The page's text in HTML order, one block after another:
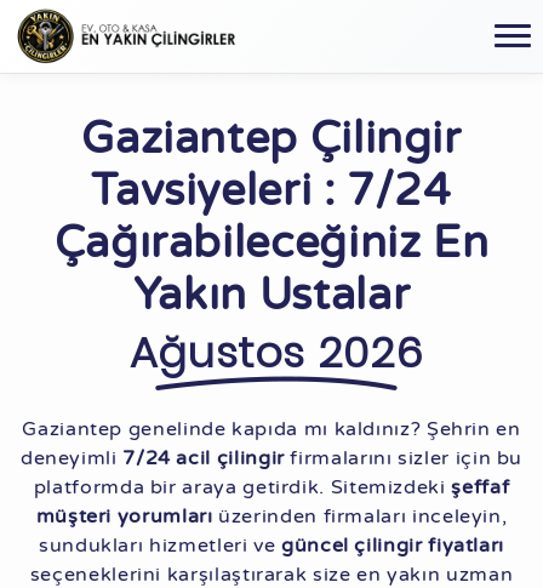
Gaziantep Çilingir
Tavsiyeleri : 7/24
Çağırabileceğiniz En
Yakın Ustalar
Ağustos 2026
Gaziantep genelinde kapıda mı kaldınız? Şehrin en
deneyimli 7/24 acil çilingirfirmalarını sizler için bu
platformda bir araya getirdik. Sitemizdekişeffaf
müşteri yorumları üzerinden firmaları inceleyin,
sundukları hizmetleri ve güncel çilingir fiyatları
seçeneklerini karşılaştırarak size en yakın uzman